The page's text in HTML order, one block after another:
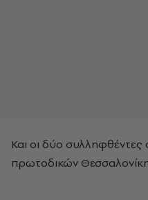
Και οι δύο συλληφθέντες
πρωτοδικών